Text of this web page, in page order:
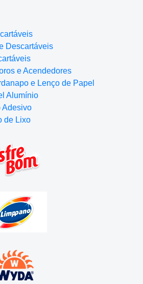
Descartáveis
e Acendedores
e Lenço de Papel
Alumínio
Adesivo
de Lixo